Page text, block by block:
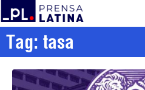
Tag: tasa